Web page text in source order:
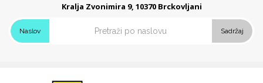
Kralja Zvonimira 9, 10370 Brckovljani
Naslov Sadržaj